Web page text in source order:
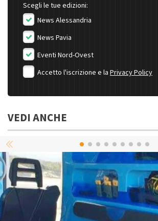
Scegli le tue edizioni:
News Alessandria
News Pavia
Eventi Nord-Ovest
Accetto l'iscrizione e la Privacy Policy
VEDI ANCHE